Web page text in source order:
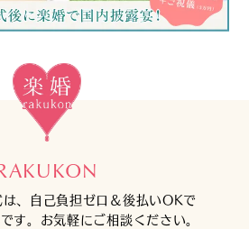
、自己負担ゼロ＆後払いOKで
す。お気軽にご相談ください。